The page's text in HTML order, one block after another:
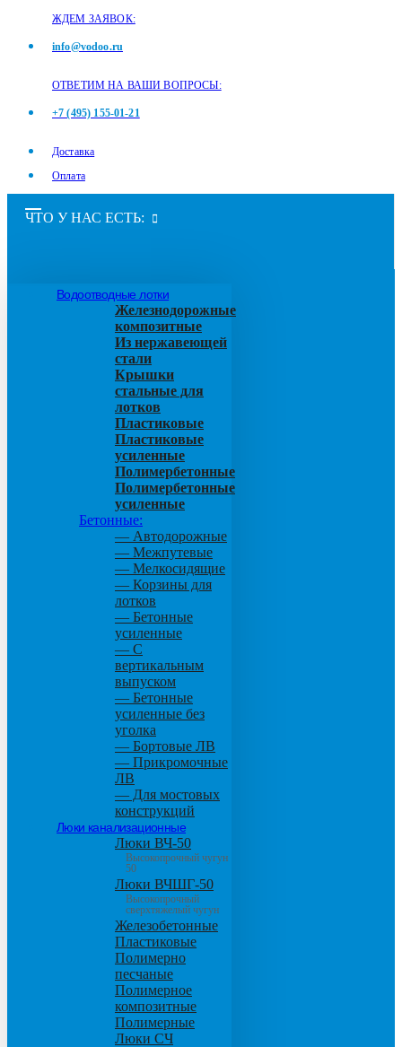
ЖДЕМ ЗАЯВОК:
info@vodoo.ru
ОТВЕТИМ НА ВАШИ ВОПРОСЫ:
+7 (495) 155-01-21
Доставка
Оплата
ЧТО У НАС ЕСТЬ:
Водоотводные лотки
Железнодорожные
композитные
Из нержавеющей
стали
Крышки
стальные для
лотков
Пластиковые
Пластиковые
усиленные
Полимербетонные
Полимербетонные
усиленные
Бетонные:
— Автодорожные
— Межпутевые
— Мелкосидящие
— Корзины для
лотков
— Бетонные
усиленные
— С
вертикальным
выпуском
— Бетонные
усиленные без
уголка
— Бортовые ЛВ
— Прикромочные
ЛВ
— Для мостовых
конструкций
Люки канализационные
Люки ВЧ-50
Высокопрочный чугун
50
Люки ВЧШГ-50
Высокопрочный
сверхтяжелый чугун
Железобетонные
Пластиковые
Полимерно
песчаные
Полимерное
композитные
Полимерные
Люки СЧ